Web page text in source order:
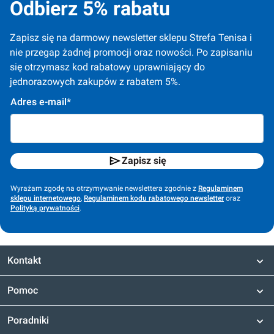
Odbierz 5% rabatu
Zapisz się na darmowy newsletter sklepu Strefa Tenisa i
nie przegap żadnej promocji oraz nowości. Po zapisaniu
się otrzymasz kod rabatowy uprawniający do
jednorazowych zakupów z rabatem 5%.
Adres e-mail*
Zapisz się
Wyrażam zgodę na otrzymywanie newslettera zgodnie z Regulaminem
sklepu internetowego, Regulaminem kodu rabatowego newsletter oraz
Polityką prywatności.
Kontakt
Pomoc
Poradniki